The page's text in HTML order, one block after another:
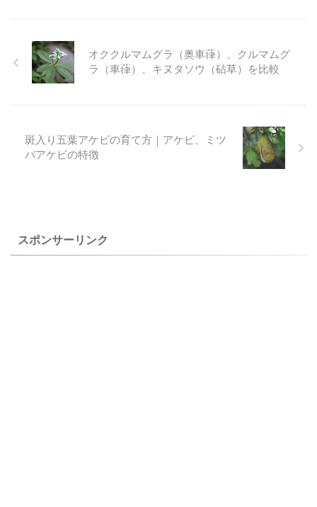
てしまうくらい際だっ ...
リワサビという名が付いたよ
うです。 山地の谷沿いの岩の
間に清楚な花を咲かせてい
るアブラナ科のナズナもまた
花はとってもよく似ていま
葵） ２００ ...
で、昔から上質の織物がつく
られ、現在でも福島県の昭和
に生える高さ１mの多年草で、
葉の基部は切形で、縁には粗
い鋸歯があり、両面とも短毛
があることから区別できま
オククルマムグラ（奥車葎）、クルマムグ
ラ（車葎）、キヌタソウ（砧草）を比較
斑入り五葉アケビの育て方｜アケビ、ミツ
バアケビの特徴
スポンサーリンク